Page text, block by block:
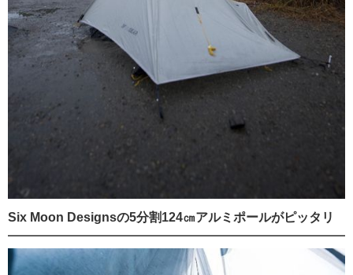
Six Moon Designsの5分割124㎝アルミポールがピッタリ